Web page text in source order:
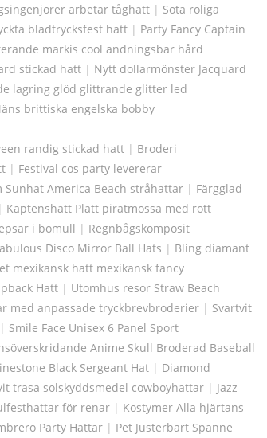
arbetar tåghatt | Söta roliga
bladtrycksfest hatt | Party Fancy Captain
markis cool andningsbar hård
stickad hatt | Nytt dollarmönster Jacquard
lagring glöd glittrande glitter led
brittiska engelska bobby
randig stickad hatt | Broderi
| Festival cos party levererar
Sunhat America Beach stråhattar | Färgglad
Kaptenshatt Platt piratmössa med rött
i bomull | Regnbågskomposit
Disco Mirror Ball Hats | Bling diamant
mexikansk hatt mexikansk fancy
Hatt | Utomhus resor Straw Beach
med anpassade tryckbrevbroderier | Svartvit
| Smile Face Unisex 6 Panel Sport
Anime Skull Broderad Baseball
Black Sergeant Hat | Diamond
trasa solskyddsmedel cowboyhattar | Jazz
för renar | Kostymer Alla hjärtans
Party Hattar | Pet Justerbart Spänne